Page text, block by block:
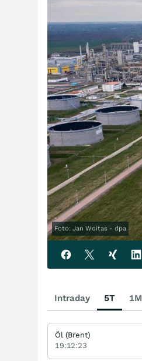
Foto: Jan Woitas - dpa
Intraday 5T 1M
Öl (Brent)
19:12:23